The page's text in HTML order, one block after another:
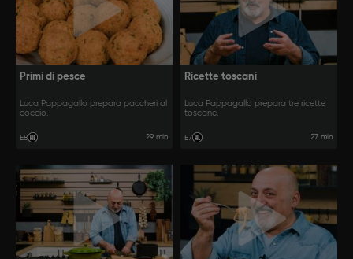
Primi di pesce
Luca Pappagallo prepara paccheri al
coccio.
E8 29 min
Ricette toscani
Luca Pappagallo prepara tre ricette
toscane.
E7 27 min